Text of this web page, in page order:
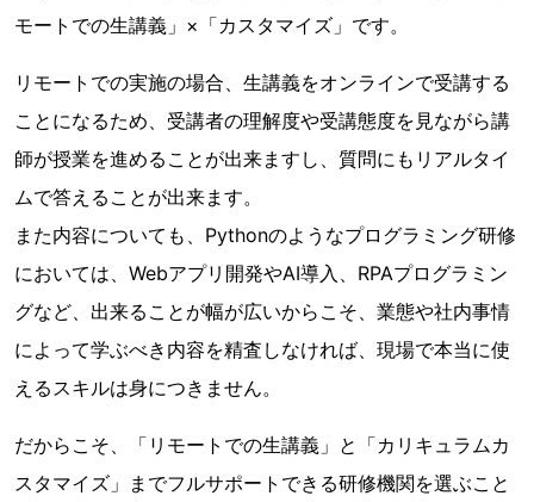
モートでの生講義」×「カスタマイズ」です。
リモートでの実施の場合、生講義をオンラインで受講する
ことになるため、受講者の理解度や受講態度を見ながら講
師が授業を進めることが出来ますし、質問にもリアルタイ
ムで答えることが出来ます。
また内容についても、Pythonのようなプログラミング研修
においては、Webアプリ開発やAI導入、RPAプログラミン
グなど、出来ることが幅が広いからこそ、業態や社内事情
によって学ぶべき内容を精査しなければ、現場で本当に使
えるスキルは身につきません。
だからこそ、「リモートでの生講義」と「カリキュラムカ
スタマイズ」までフルサポートできる研修機関を選ぶこと